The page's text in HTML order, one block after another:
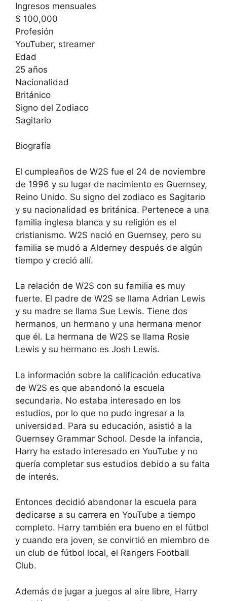
Ingresos mensuales
$ 100,000
Profesión
YouTuber, streamer
Edad
25 años
Nacionalidad
Británico
Signo del Zodiaco
Sagitario
Biografía
El cumpleaños de W2S fue el 24 de noviembre
de 1996 y su lugar de nacimiento es Guernsey,
Reino Unido. Su signo del zodiaco es Sagitario
y su nacionalidad es británica. Pertenece a una
familia inglesa blanca y su religión es el
cristianismo. W2S nació en Guernsey, pero su
familia se mudó a Alderney después de algún
tiempo y creció allí.
La relación de W2S con su familia es muy
fuerte. El padre de W2S se llama Adrian Lewis
y su madre se llama Sue Lewis. Tiene dos
hermanos, un hermano y una hermana menor
que él. La hermana de W2S se llama Rosie
Lewis y su hermano es Josh Lewis.
La información sobre la calificación educativa
de W2S es que abandonó la escuela
secundaria. No estaba interesado en los
estudios, por lo que no pudo ingresar a la
universidad. Para su educación, asistió a la
Guernsey Grammar School. Desde la infancia,
Harry ha estado interesado en YouTube y no
quería completar sus estudios debido a su falta
de interés.
Entonces decidió abandonar la escuela para
dedicarse a su carrera en YouTube a tiempo
completo. Harry también era bueno en el fútbol
y cuando era joven, se convirtió en miembro de
un club de fútbol local, el Rangers Football
Club.
Además de jugar a juegos al aire libre, Harry